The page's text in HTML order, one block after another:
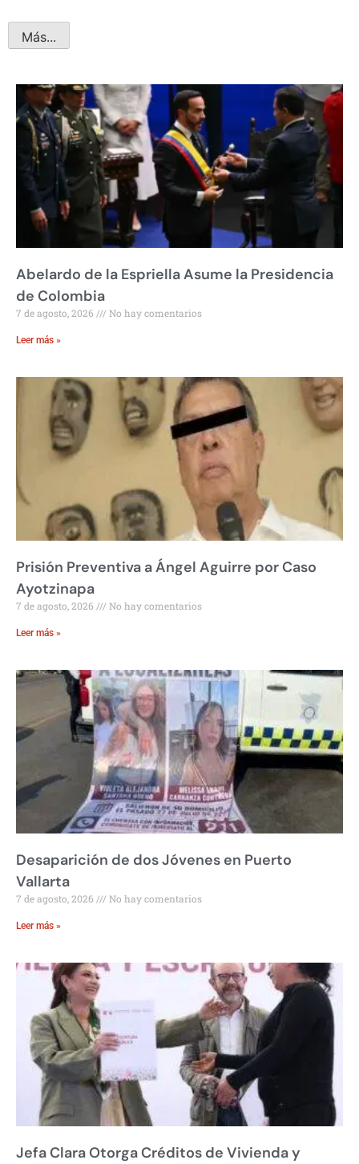
Más...
Abelardo de la Espriella Asume la Presidencia
de Colombia
7 de agosto, 2026 No hay comentarios
Leer más »
Prisión Preventiva a Ángel Aguirre por Caso
Ayotzinapa
7 de agosto, 2026 No hay comentarios
Leer más »
Desaparición de dos Jóvenes en Puerto
Vallarta
7 de agosto, 2026 No hay comentarios
Leer más »
Jefa Clara Otorga Créditos de Vivienda y